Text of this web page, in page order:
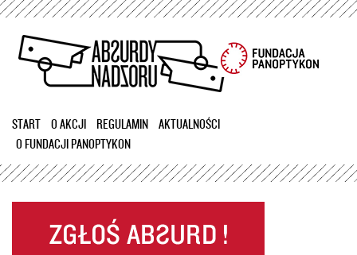
Przejdź
treści
START O AKCJI REGULAMIN
AKTUALNOŚCI
O FUNDACJI PANOPTYKON